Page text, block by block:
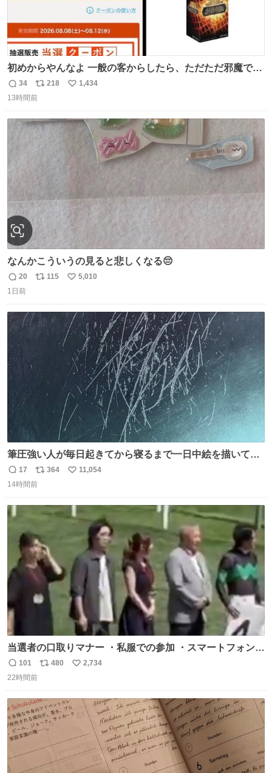
初めからやんなよ 一般の客からしたら、ただただ邪魔でし
かないのよ
返
信
34
リ
ポ
ト
数
218
い
数
1,434
13時間前
なんかこういうの見ると悲しくなる😔
返
信
20
リ
ト
数
115
い
数
5,010
1日前
筆圧強い人が毎日起きてから寝るまで一日中絵を描いてる
とこうなる。 異常事態です。
返
信
17
リ
ポ
ト
364
い
数
11,054
14時間前
当選者の口取りマナー ・私服での参加 ・スマートフォンで
の撮影 ・調教師へ自分から握手を求める行為 ・シャツをズ
ボンにインしていない服装 ・ボディーバッグの着用 私も口
ほしい #DMMバヌーシ
返
信
101
リ
ト
数
480
い
数
2,734
22時間前